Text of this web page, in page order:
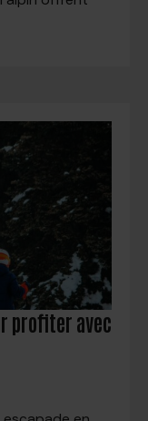
profiter avec